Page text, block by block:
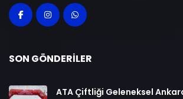
SON GÖNDERILER
ATA Çiftliği Geleneksel